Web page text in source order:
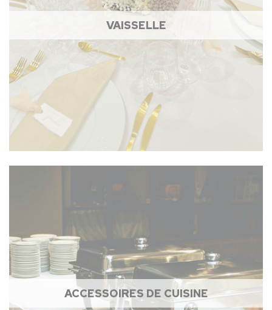
VAISSELLE
ACCESSOIRES DE CUISINE